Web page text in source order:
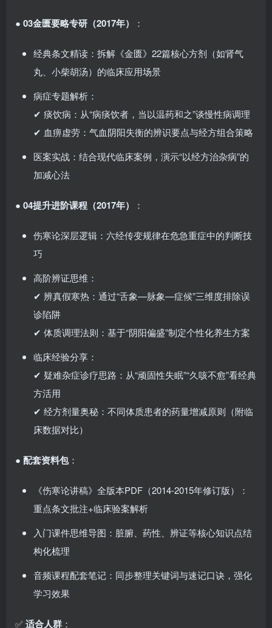
● 03金匮要略专研（2017年） ：
经典条文精读：拆解《金匮》22篇核心方剂（如肾气
丸、小柴胡汤）的临床应用场景
病症专题解析：
✔ 痰饮病：从“病痰饮者，当以温药和之”谈慢性病调理
✔ 血痹虚劳：气血阴阳失衡的辨识要点与经方组合策略
医案实战：结合现代临床案例，演示“以经方治杂病”的
加减心法
● 04提升进阶课程（2017年） ：
伤寒论深层逻辑：六经传变规律在危急重症中的判断技
巧
高阶辨证思维：
✔ 辨真假寒热：通过“舌象—脉象—症候”三维度排除误
诊陷阱
✔ 体质调理法则：基于“阴阳偏盛”制定个性化养生方案
临床经验分享：
✔ 疑难杂症诊疗思路：从“顽固性失眠”“久咳不愈”看经典
方活用
✔ 经方剂量奥秘：不同体质患者的药量增减原则（附临
床数据对比）
● 配套资料包：
《伤寒论讲稿》全版本PDF（2014-2015年修订版）：
重点条文批注+临床验案解析
入门课件思维导图：脏腑、药性、辨证等核心知识点结
构化梳理
音频课程配套笔记：同步整理关键词与速记口诀，强化
学习效果
✅适合人群 ：